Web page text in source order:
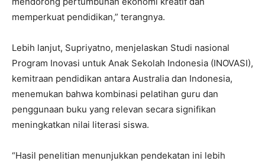
memperkuat pendidikan,” terangnya.
Lebih lanjut, Supriyatno, menjelaskan Studi nasional
Program Inovasi untuk Anak Sekolah Indonesia (INOVASI),
kemitraan pendidikan antara Australia dan Indonesia,
menemukan bahwa kombinasi pelatihan guru dan
penggunaan buku yang relevan secara signifikan
meningkatkan nilai literasi siswa.
“Hasil penelitian menunjukkan pendekatan ini lebih